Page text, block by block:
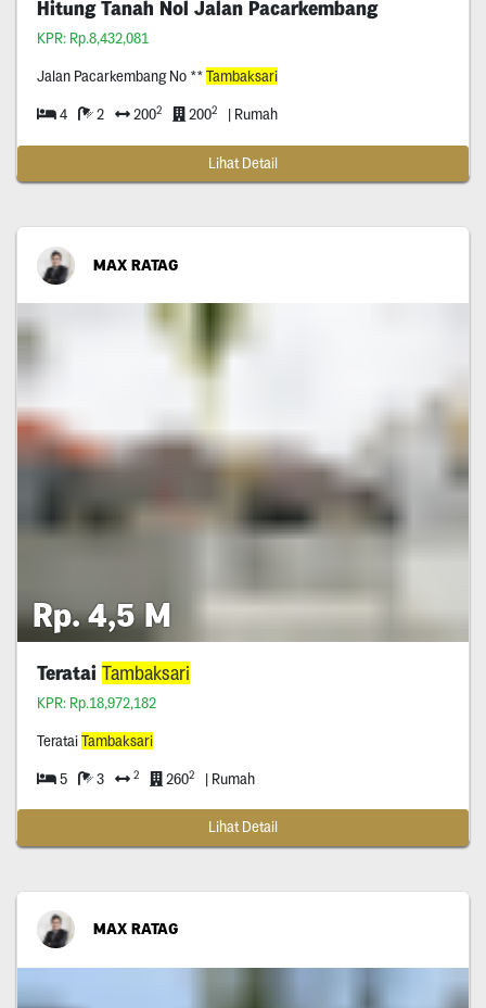
Hitung Tanah Nol Jalan Pacarkembang
KPR: Rp.8,432,081
Jalan Pacarkembang No **Tambaksari
4 2 2002 2002 | Rumah
Lihat Detail
MAX RATAG
Rp. 4,5 M
Teratai Tambaksari
KPR: Rp.18,972,182
TerataiTambaksari
5 3 2 2602 | Rumah
Lihat Detail
MAX RATAG